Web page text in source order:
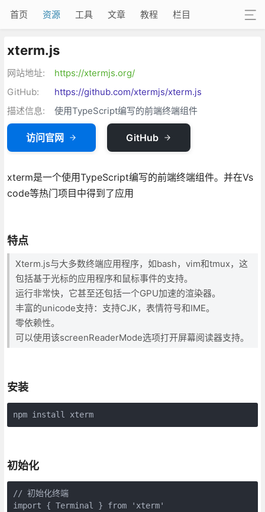
首页 资源 工具 文章 教程 栏目
xterm.js
网站地址:
https://xtermjs.org/
GitHub:
https://github.com/xtermjs/xterm.js
描述信息:
使用TypeScript编写的前端终端组件
访问官网 GitHub
xterm是一个使用TypeScript编写的前端终端组件。并在Vs
code等热门项目中得到了应用
特点
Xterm.js与大多数终端应用程序，如bash，vim和tmux，这
包括基于光标的应用程序和鼠标事件的支持。
运行非常快，它甚至还包括一个GPU加速的渲染器。
丰富的unicode支持：支持CJK，表情符号和IME。
零依赖性。
可以使用该screenReaderMode选项打开屏幕阅读器支持。
安装
npm install xterm
初始化
// 初始化终端
import { Terminal } from 'xterm'